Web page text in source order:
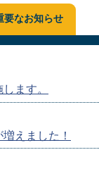
ます。
えました！
要なお知らせ